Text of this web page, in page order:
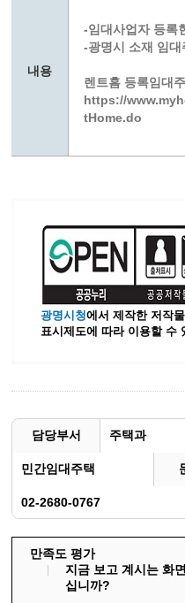
내용
-임대사업자 등록
-광명시 소재 임
렌트홈 등록임대
https://
tHome.do
광명시청에서 제작한 저작
표시제도에 따라 이용할 수
담당부서 주택과
민간임대주택
02-2680-0767
만족도 평가
지금 보고 계시는 화
십니까?